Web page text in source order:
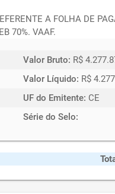
A FOLHA DE
70%. VAAF.
Valor Bruto: R$
Valor Líquido: R$
UF do Emitente: CE
Série do Selo: